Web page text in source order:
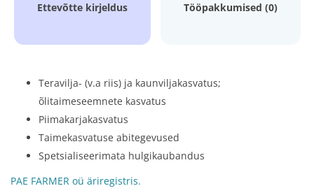
Ettevõtte kirjeldus Tööpakkumised (0)
Teravilja- (v.a riis) ja kaunviljakasvatus;
õlitaimeseemnete kasvatus
Piimakarjakasvatus
Taimekasvatuse abitegevused
Spetsialiseerimata hulgikaubandus
PAE FARMER oü äriregistris.